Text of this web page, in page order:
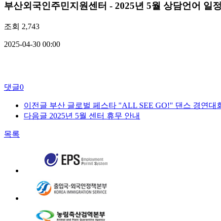
부산외국인주민지원센터 - 2025년 5월 상담언어 일정
조회 2,743
2025-04-30 00:00
댓글0
이전글 부산 글로벌 페스타 "ALL SEE GO!" 댄스 경연대
다음글 2025년 5월 센터 휴무 안내
목록